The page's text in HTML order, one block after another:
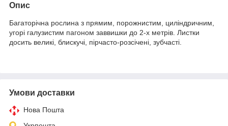
Опис
Багаторічна рослина з прямим, порожнистим, циліндричним,
угорі галузистим пагоном заввишки до 2-х метрів. Листки
досить великі, блискучі, пірчасто-розсічені, зубчасті.
Умови доставки
Нова Пошта